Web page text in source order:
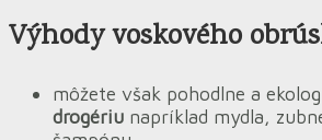
Výhody voskového
môžete však pohodlne a
drogériu napríklad mydla,